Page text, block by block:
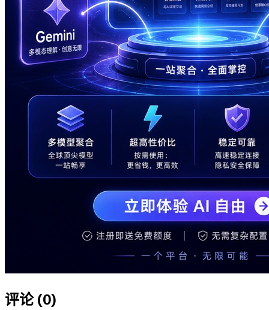
评论 (0)